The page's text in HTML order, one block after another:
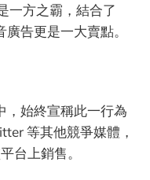
一方之霸，結合了
告更是一大賣點。
，始終宣稱此一行為
等其他競爭媒體，
台上銷售。